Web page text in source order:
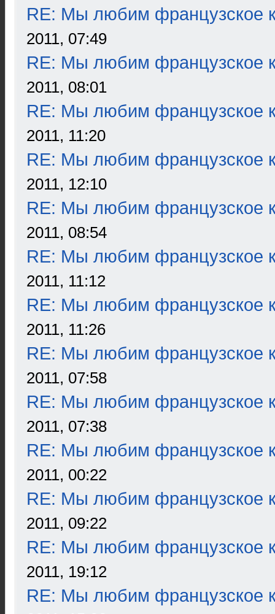
RE: Мы любим французское
2011, 07:49
RE: Мы любим французское
2011, 08:01
RE: Мы любим французское
2011, 11:20
RE: Мы любим французское
2011, 12:10
RE: Мы любим французское
2011, 08:54
RE: Мы любим французское
2011, 11:12
RE: Мы любим французское
2011, 11:26
RE: Мы любим французское
2011, 07:58
RE: Мы любим французское
2011, 07:38
RE: Мы любим французское
2011, 00:22
RE: Мы любим французское
2011, 09:22
RE: Мы любим французское
2011, 19:12
RE: Мы любим французское